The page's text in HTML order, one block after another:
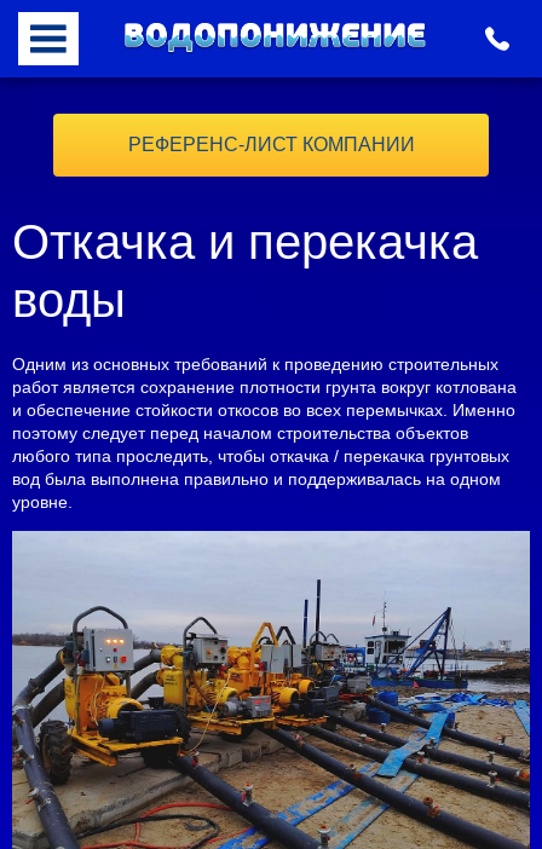
РЕФЕРЕНС-ЛИСТ КОМПАНИИ
Откачка и перекачка
воды
Одним из основных требований к проведению строительных
работ является сохранение плотности грунта вокруг котлована
и обеспечение стойкости откосов во всех перемычках. Именно
поэтому следует перед началом строительства объектов
любого типа проследить, чтобы откачка / перекачка грунтовых
вод была выполнена правильно и поддерживалась на одном
уровне.